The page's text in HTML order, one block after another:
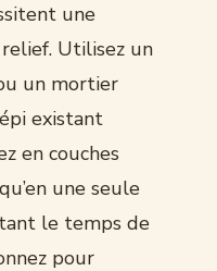
une
Utilisez un
un mortier
existant
en couches
une seule
le temps de
pour